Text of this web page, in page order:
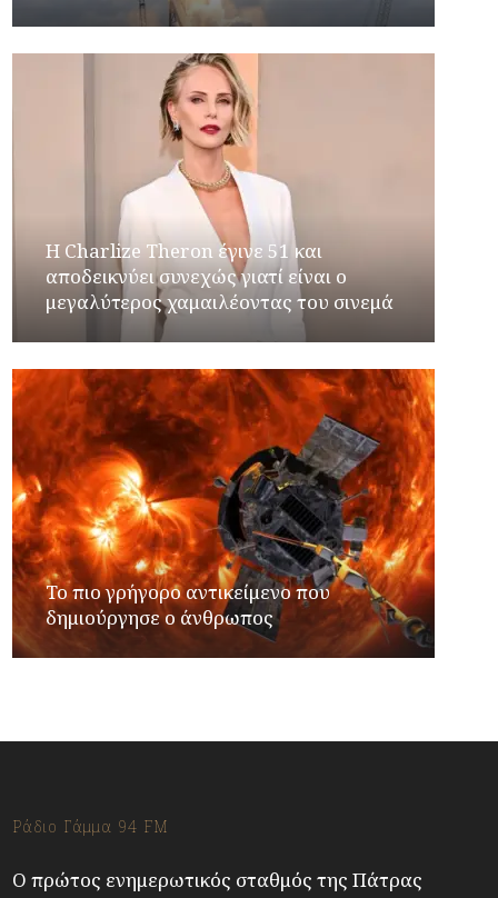
Η Charlize Theron έγινε 51 και
αποδεικνύει συνεχώς γιατί είναι ο
μεγαλύτερος χαμαιλέοντας του σινεμά
Το πιο γρήγορο αντικείμενο που
δημιούργησε ο άνθρωπος
Ράδιο Γάμμα 94 FM
Ο πρώτος ενημερωτικός σταθμός της Πάτρας